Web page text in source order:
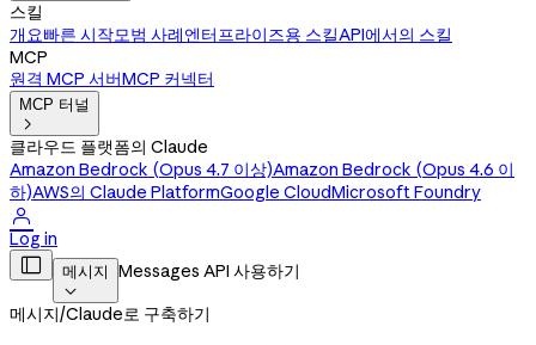
스킬
개요빠른 시작모범 사례엔터프라이즈용 스킬API에서의 스킬
MCP
원격 MCP 서버MCP 커넥터
MCP 터널

클라우드 플랫폼의 Claude
Amazon Bedrock (Opus 4.7 이상)Amazon Bedrock (Opus 4.6 이
하)AWS의 Claude PlatformGoogle CloudMicrosoft Foundry

Log in
 메시지

Messages API 사용하기
메시지/Claude로 구축하기